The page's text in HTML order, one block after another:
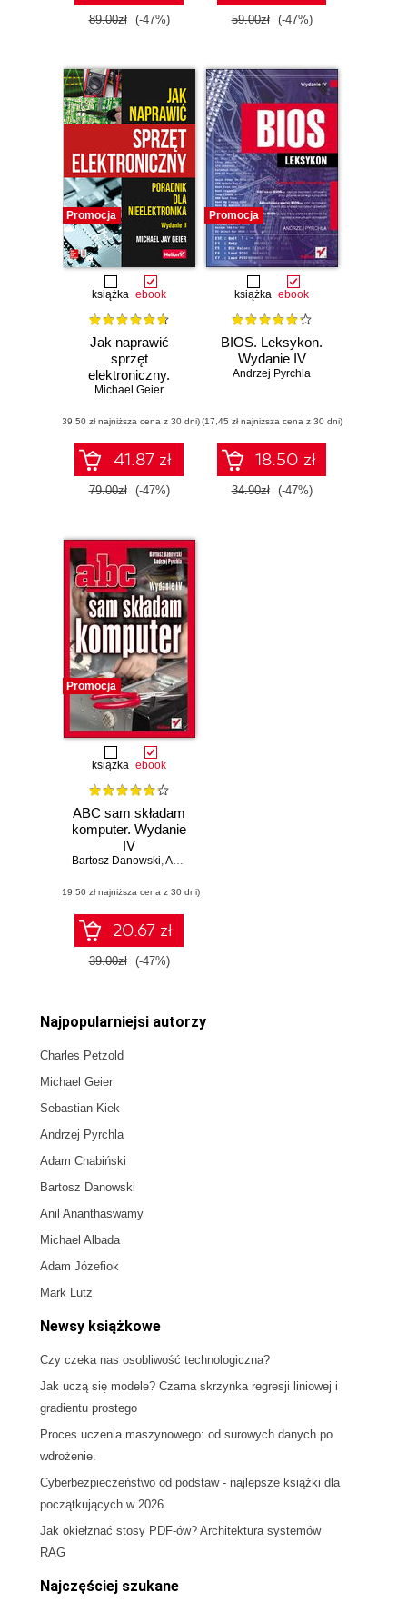
89.00zł (-47%) 59.00zł (-47%)
Promocja
książka ebook
Jak naprawić
sprzęt
elektroniczny.
Poradnik dla
Wydanie II
Michael Geier
(39,50 zł najniższa cena z 30 dni)
41.87 zł
79.00zł (-47%)
Promocja
książka ebook
BIOS. Leksykon.
Wydanie IV
Andrzej Pyrchla
(17,45 zł najniższa cena z 30 dni)
18.50 zł
34.90zł (-47%)
Promocja
książka ebook
ABC sam składam
komputer. Wydanie
IV
Bartosz Danowski,Andrzej Pyrchla
(19,50 zł najniższa cena z 30 dni)
20.67 zł
39.00zł (-47%)
Najpopularniejsi autorzy
Charles Petzold
Michael Geier
Sebastian Kiek
Andrzej Pyrchla
Adam Chabiński
Bartosz Danowski
Anil Ananthaswamy
Michael Albada
Adam Józefiok
Mark Lutz
Newsy książkowe
Czy czeka nas osobliwość technologiczna?
Jak uczą się modele? Czarna skrzynka regresji liniowej i
gradientu prostego
Proces uczenia maszynowego: od surowych danych po
wdrożenie.
Cyberbezpieczeństwo od podstaw - najlepsze książki dla
początkujących w 2026
Jak okiełznać stosy PDF-ów? Architektura systemów
RAG
Najczęściej szukane